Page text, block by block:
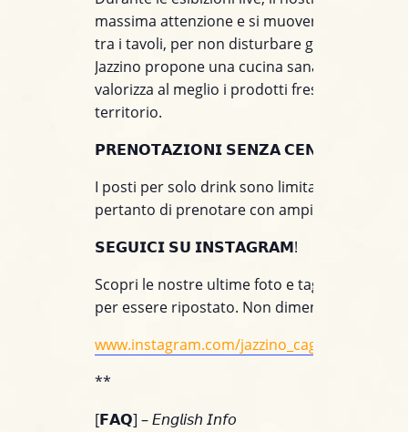
massima attenzione e si muoverà con
tra i tavoli, per non disturbare gli artisti sul
Jazzino propone una cucina sana e creativa
valorizza al meglio i prodotti freschi e
territorio.
𝗣𝗥𝗘𝗡𝗢𝗧𝗔𝗭𝗜𝗢𝗡𝗜 𝗦𝗘𝗡𝗭𝗔 𝗖𝗘𝗡𝗔
I posti per solo drink sono limitati.
pertanto di prenotare con ampio anticipo.
𝗦𝗘𝗚𝗨𝗜𝗖𝗜 𝗦𝗨 𝗜𝗡𝗦𝗧𝗔𝗚𝗥𝗔𝗠!
Scopri le nostre ultime foto e taggaci nei tuoi
per essere ripostato. Non dimenticare di
www.instagram.com/jazzino_cagliari/
**
[𝗙𝗔𝗤] – 𝘌𝘯𝘨𝘭𝘪𝘴𝘩 𝘐𝘯𝘧𝘰